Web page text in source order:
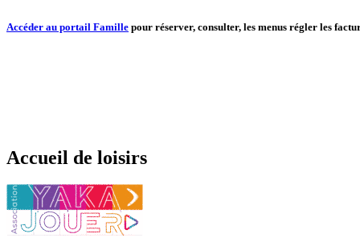
Accéder au portail Famille pour réserver, consulter, les menus régler les
Accueil de loisirs